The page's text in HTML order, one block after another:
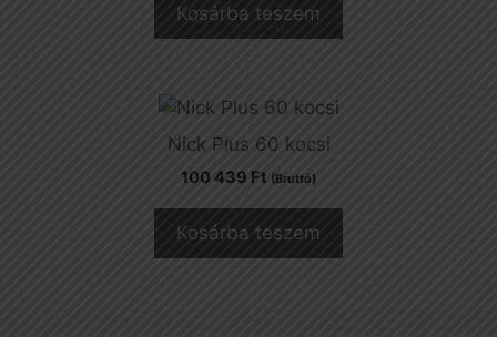
Kosárba teszem
Nick Plus 60 kocsi
100 439 Ft (Bruttó)
Kosárba teszem